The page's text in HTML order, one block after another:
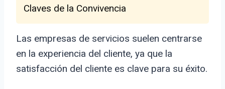
Claves de la Convivencia
Las empresas de servicios suelen centrarse
en la experiencia del cliente, ya que la
satisfacción del cliente es clave para su éxito.